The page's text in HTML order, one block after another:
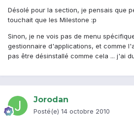
Désolé pour la section, je pensais que
touchait que les Milestone :p
Sinon, je ne vois pas de menu
gestionnaire d'applications, et comme
pas être désinstallé comme cela ... j'ai
Jorodan
Posté(e) 14 octobre 2010